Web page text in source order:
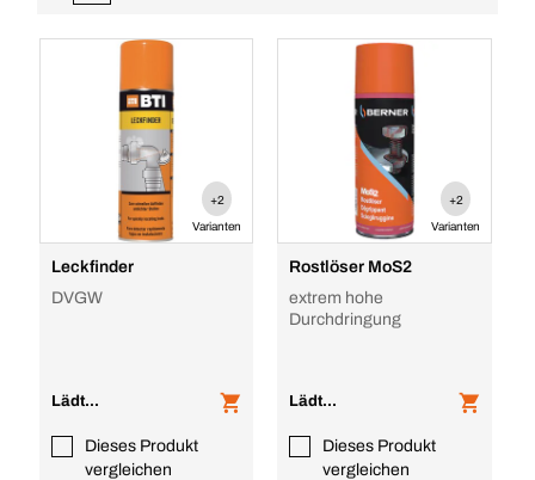
+2
Varianten
Leckfinder
DVGW
Lädt...
Dieses Produkt
vergleichen
+2
Varianten
Rostlöser MoS2
extrem hohe
Durchdringung
Lädt...
Dieses Produkt
vergleichen